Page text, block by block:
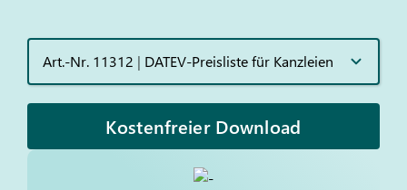
Art.-Nr. 11312 | DATEV-Preisliste für Kanzleien
Kostenfreier Download